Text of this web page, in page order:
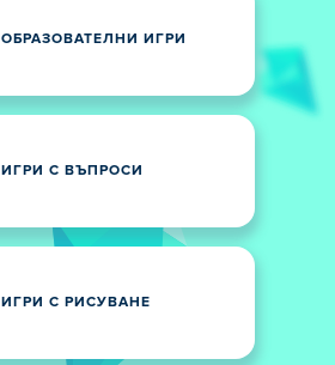
ОБРАЗОВАТЕЛНИ ИГРИ
ИГРИ С ВЪПРОСИ
ИГРИ С РИСУВАНЕ